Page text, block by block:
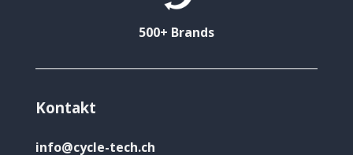
500+ Brands
Kontakt
info@cycle-tech.ch